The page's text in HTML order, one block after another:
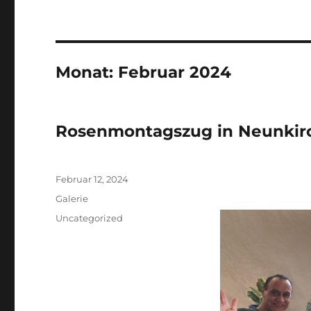
Monat: Februar 2024
Rosenmontagszug in
Veröffentlicht
am
Februar 12, 2024
Format
Galerie
Kategorien
Uncategorized